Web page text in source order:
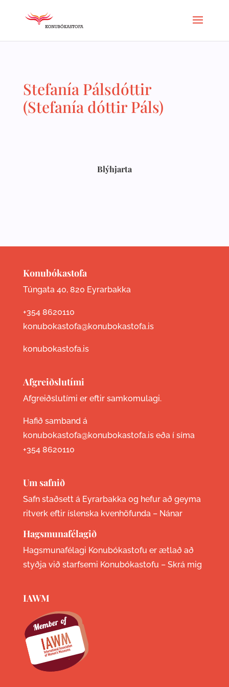
Stefanía Pálsdóttir
(Stefanía dóttir Páls)
Blýhjarta
Konubókastofa
Túngata 40, 820 Eyrarbakka
+354 8620110
konubokastofa@konubokastofa.is
konubokastofa.is
Afgreiðslutími
Afgreiðslutími er eftir samkomulagi.
Hafið samband á
konubokastofa@konubokastofa.is eða í síma
+354 8620110
Um safnið
Safn staðsett á Eyrarbakka og hefur að geyma
ritverk eftir íslenska kvenhöfunda – Nánar
Hagsmunafélagið
Hagsmunafélagi Konubókastofu er ætlað að
styðja við starfsemi Konubókastofu – Skrá mig
IAWM